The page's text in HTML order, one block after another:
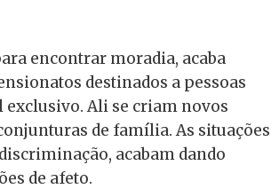
encontrar moradia, acaba
destinados a pessoas
exclusivo. Ali se criam novos
de família. As situações
acabam dando
de afeto.